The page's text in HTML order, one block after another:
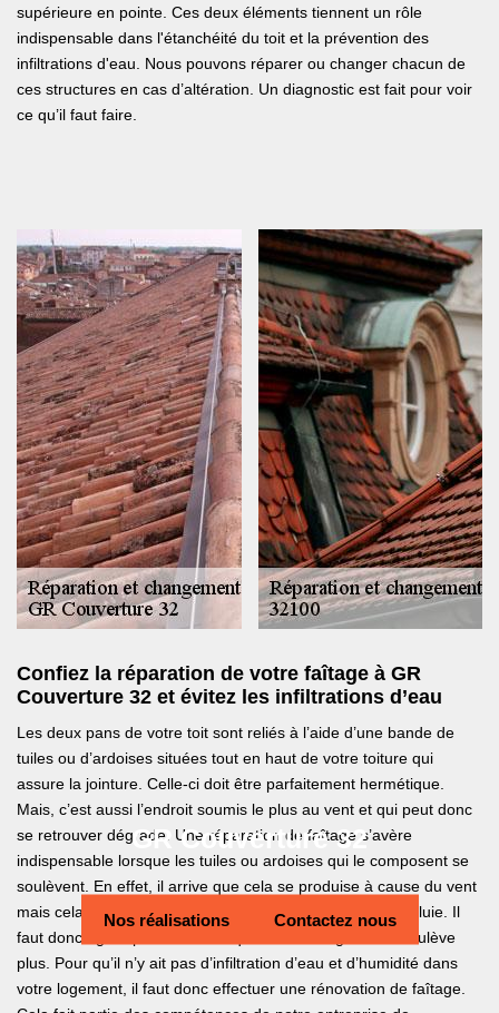
GR Couverture 32
Nos réalisations Contactez nous
supérieure en pointe. Ces deux éléments tiennent un rôle
indispensable dans l'étanchéité du toit et la prévention des
infiltrations d'eau. Nous pouvons réparer ou changer chacun de
ces structures en cas d’altération. Un diagnostic est fait pour voir
ce qu’il faut faire.
Confiez la réparation de votre faîtage à GR
Couverture 32 et évitez les infiltrations d’eau
Les deux pans de votre toit sont reliés à l’aide d’une bande de
tuiles ou d’ardoises situées tout en haut de votre toiture qui
assure la jointure. Celle-ci doit être parfaitement hermétique.
Mais, c’est aussi l’endroit soumis le plus au vent et qui peut donc
se retrouver dégradé. Une réparation de faîtage s’avère
indispensable lorsque les tuiles ou ardoises qui le composent se
soulèvent. En effet, il arrive que cela se produise à cause du vent
mais cela laisse aussi passer les poussières et l’eau de pluie. Il
faut donc agir rapidement afin que votre faîtage ne se soulève
plus. Pour qu’il n’y ait pas d’infiltration d’eau et d’humidité dans
votre logement, il faut donc effectuer une rénovation de faîtage.